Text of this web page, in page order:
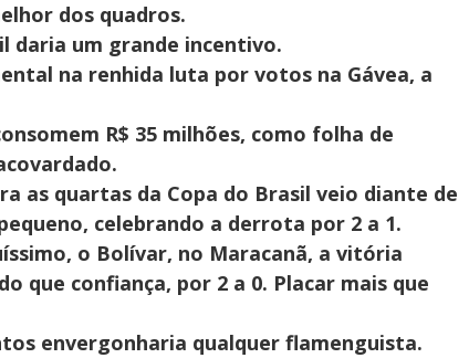
dos quadros.
daria um grande incentivo.
na renhida luta por votos na Gávea, a
R$ 35 milhões, como folha de
as quartas da Copa do Brasil veio diante de
celebrando a derrota por 2 a 1.
o Bolívar, no Maracanã, a vitória
que confiança, por 2 a 0. Placar mais que
envergonharia qualquer flamenguista.